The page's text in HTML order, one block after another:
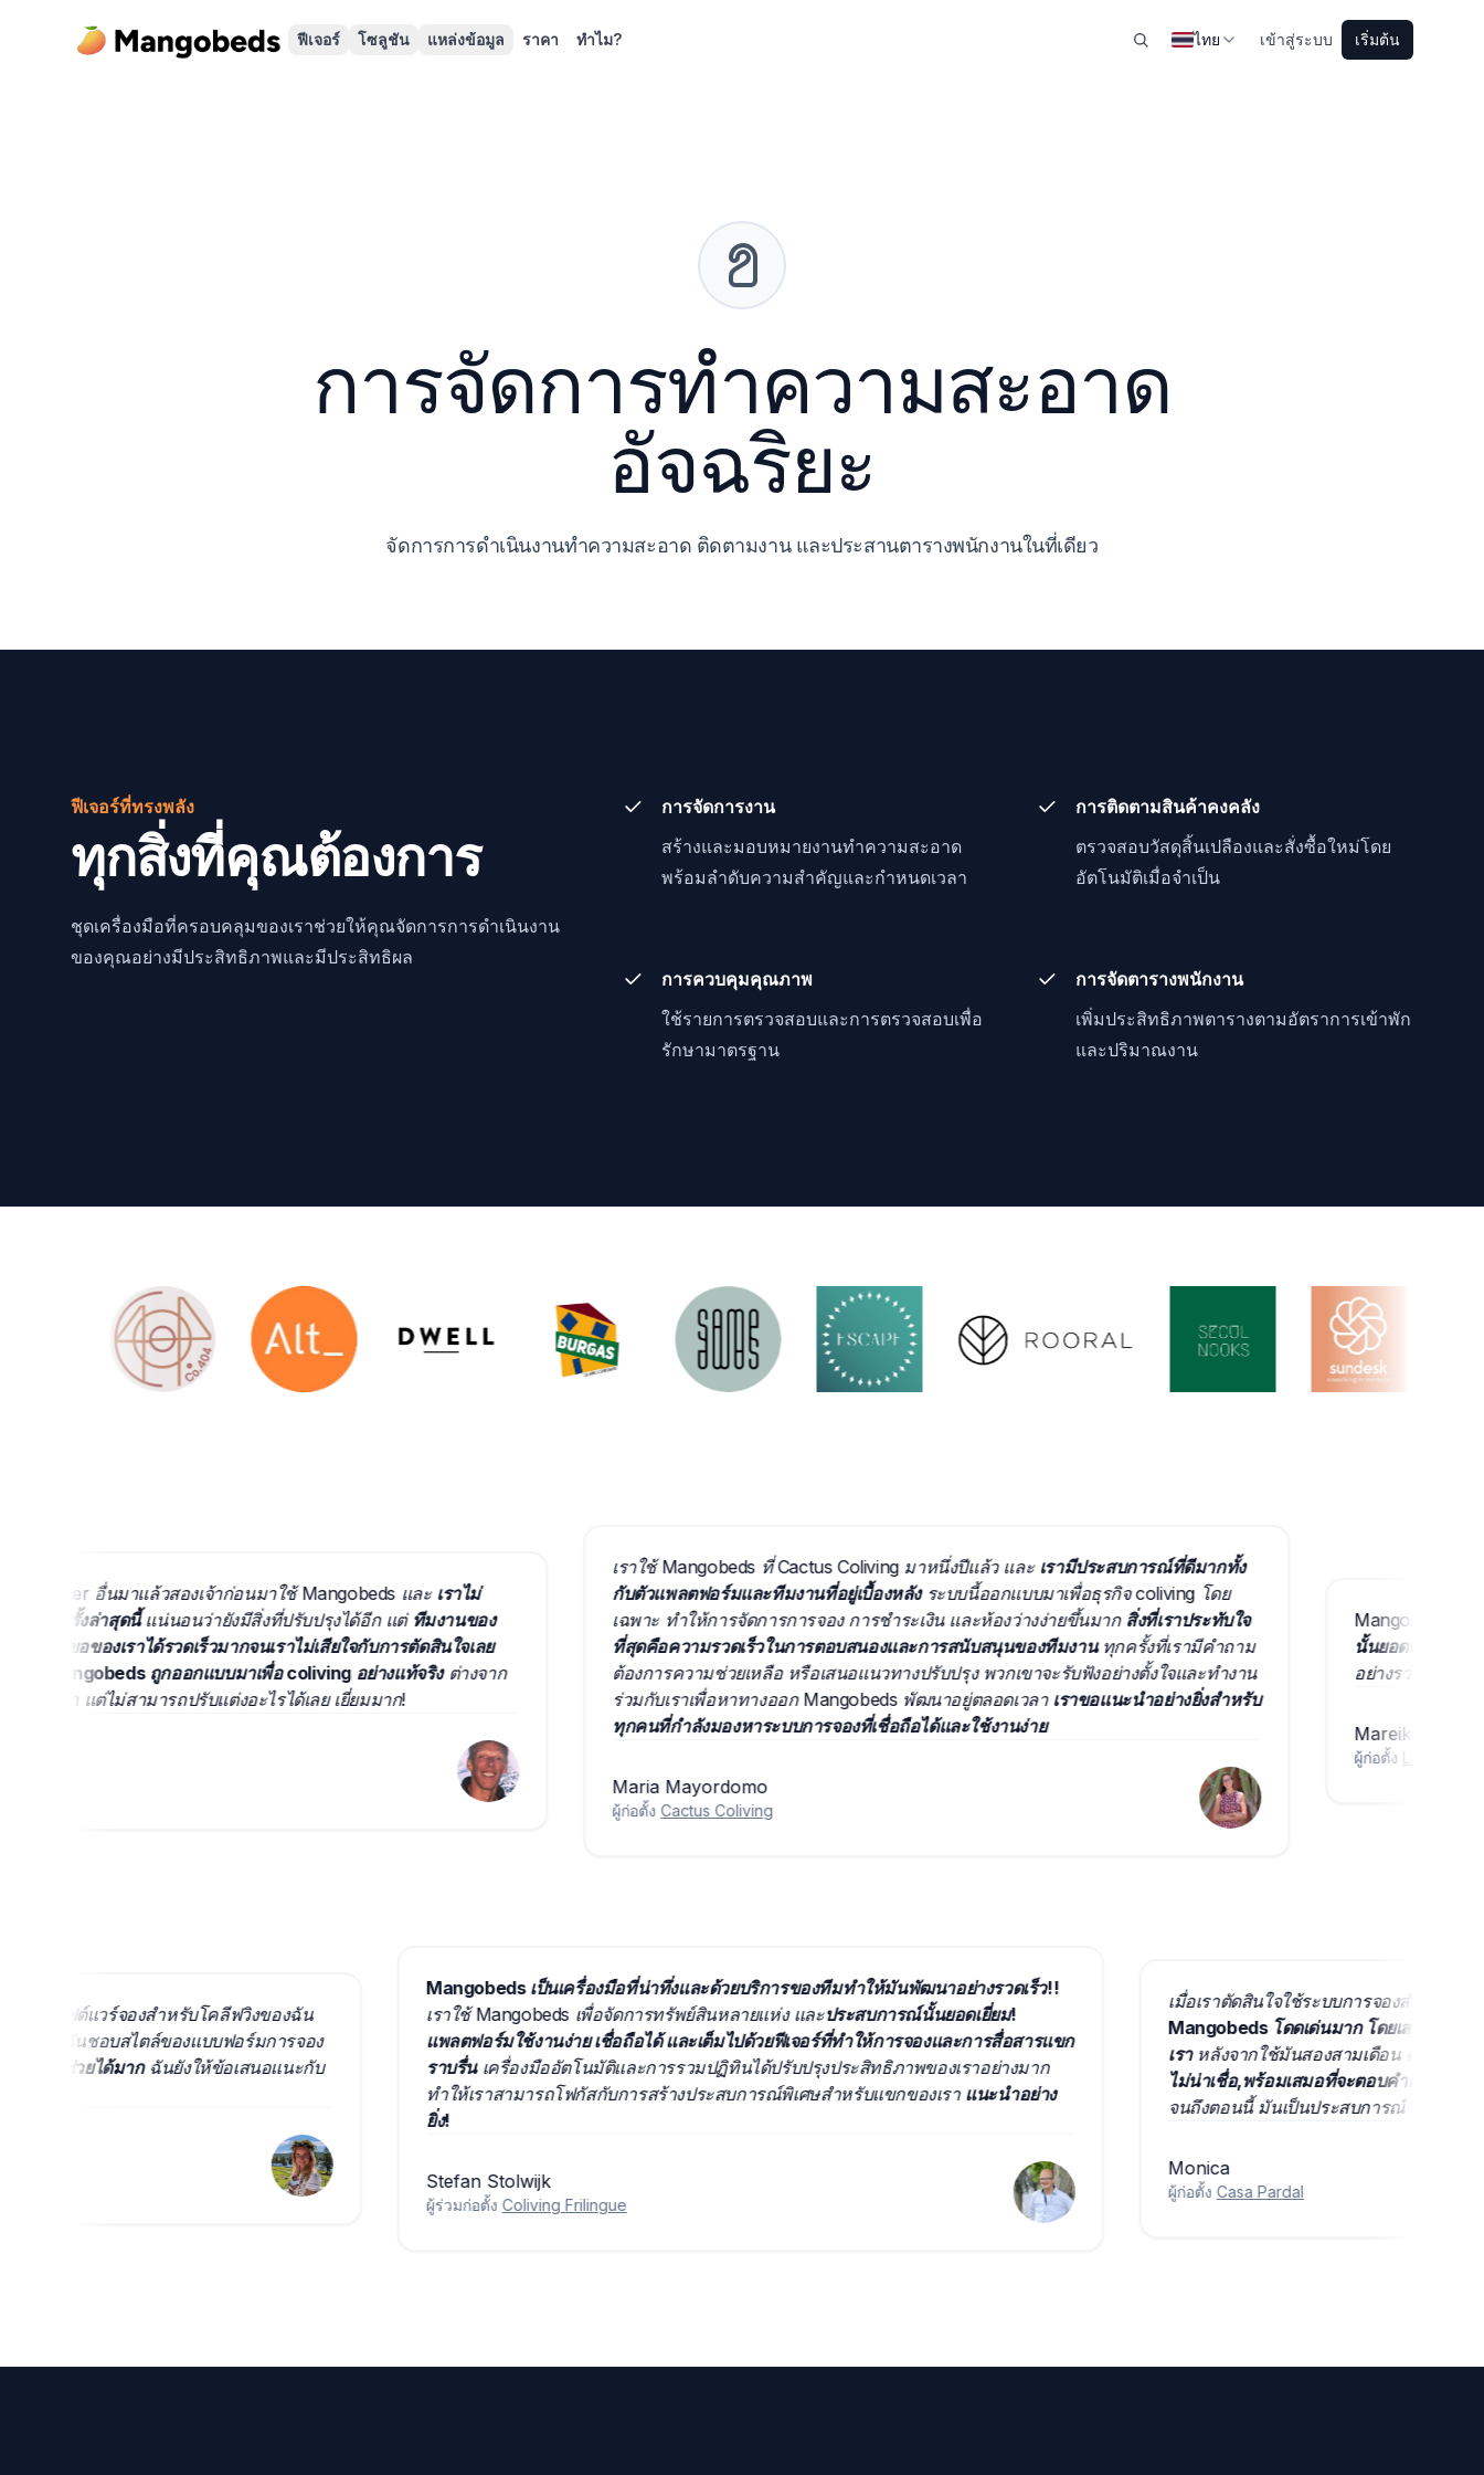
ฟีเจอร์ โซลูชัน แหล่งข้อมูล ราคา ทำไม? ไทย เข้าสู่ระบบ เริ่มต้น
การจัดการทำความสะอาด
อัจฉริยะ
จัดการการดำเนินงานทำความสะอาด ติดตามงาน และประสานตารางพนักงานในที่เดียว
ฟีเจอร์ที่ทรงพลัง
ทุกสิ่งที่คุณต้องการ
ชุดเครื่องมือที่ครอบคลุมของเราช่วยให้คุณจัดการการดำเนินงาน
ของคุณอย่างมีประสิทธิภาพและมีประสิทธิผล
การจัดการงาน
สร้างและมอบหมายงานทำความสะอาด
พร้อมลำดับความสำคัญและกำหนดเวลา
การติดตามสินค้าคงคลัง
ตรวจสอบวัสดุสิ้นเปลืองและสั่งซื้อใหม่โดย
อัตโนมัติเมื่อจำเป็น
การควบคุมคุณภาพ
ใช้รายการตรวจสอบและการตรวจสอบเพื่อ
รักษามาตรฐาน
การจัดตารางพนักงาน
เพิ่มประสิทธิภาพตารางตามอัตราการเข้าพัก
และปริมาณงาน
อื่นมาแล้วสองเจ้าก่อนมาใช้ Mangobeds และ เราไม่
บครั้งล่าสุดนี้แน่นอนว่ายังมีสิ่งที่ปรับปรุงได้อีก แต่ทีมงานของ
ขอของเราได้รวดเร็วมากจนเราไม่เสียใจกับการตัดสินใจเลย
Mangobeds ถูกออกแบบมาเพื่อ coliving อย่างแท้จริงต่างจาก
ว่า แต่ไม่สามารถปรับแต่งอะไรได้เลย เยี่ยมมาก!
เราใช้ Mangobeds ที่ Cactus Coliving มาหนึ่งปีแล้ว และ เรามีประสบการณ์ที่ดีมากทั้ง
กับตัวแพลตฟอร์มและทีมงานที่อยู่เบื้องหลังระบบนี้ออกแบบมาเพื่อธุรกิจ coliving โดย
เฉพาะ ทำให้การจัดการการจอง การชำระเงิน และห้องว่างง่ายขึ้นมากสิ่งที่เราประทับใจ
ที่สุดคือความรวดเร็วในการตอบสนองและการสนับสนุนของทีมงานทุกครั้งที่เรามีคำถาม
ต้องการความช่วยเหลือ หรือเสนอแนวทางปรับปรุง พวกเขาจะรับฟังอย่างตั้งใจและทำงาน
ร่วมกับเราเพื่อหาทางออก Mangobeds พัฒนาอยู่ตลอดเวลาเราขอแนะนำอย่างยิ่งสำหรับ
ทุกคนที่กำลังมองหาระบบการจองที่เชื่อถือได้และใช้งานง่าย
Maria Mayordomo
ผู้ก่อตั้งCactus Coliving
Mangobeds เป็นระ
นั้นยอดเยี่ยมพวกเขาเ
อย่างรวดเร็ว
Mareike Sudek
ผู้ก่อตั้งLava Coliving
ในฐานะซอฟต์แวร์จองสำหรับโคลีฟวิงของฉัน
ออาชีพที่สุดฉันชอบสไตล์ของแบบฟอร์มการจอง
สารอัตโนมัติช่วยได้มากฉันยังให้ข้อเสนอแนะกับ
Mangobeds เป็นเครื่องมือที่น่าทึ่งและด้วยบริการของทีมทำให้มันพัฒนาอย่างรวดเร็ว!!
เราใช้ Mangobeds เพื่อจัดการทรัพย์สินหลายแห่ง และประสบการณ์นั้นยอดเยี่ยม!
แพลตฟอร์มใช้งานง่าย เชื่อถือได้ และเต็มไปด้วยฟีเจอร์ที่ทำให้การจองและการสื่อสารแขก
ราบรื่นเครื่องมืออัตโนมัติและการรวมปฏิทินได้ปรับปรุงประสิทธิภาพของเราอย่างมาก
ทำให้เราสามารถโฟกัสกับการสร้างประสบการณ์พิเศษสำหรับแขกของเราแนะนำอย่าง
Stefan Stolwijk
ผู้ร่วมก่อตั้งColiving Frilingue
เมื่อเราตัดสินใจใช้ระบบการจองสำห
Mangobeds โดดเด่นมาก โดยเสน
เราหลังจากใช้มันสองสามเดือน ฉัน
ไม่น่าเชื่อ,พร้อมเสมอที่จะตอบคำถา
จนถึงตอนนี้ มันเป็นประสบการณ์ 10/
Monica
ผู้ก่อตั้ง Casa Pardal